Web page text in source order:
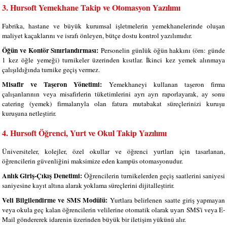
3. Hursoft Yemekhane Takip ve Otomasyon Yazılımı
Fabrika, hastane ve büyük kurumsal işletmelerin yemekhanelerinde oluşan
maliyet kaçaklarını ve israfı önleyen, bütçe dostu kontrol yazılımıdır.
Öğün ve Kontör Sınırlandırması: Personelin günlük öğün hakkını (örn: günde
1 kez öğle yemeği) turnikeler üzerinden kısıtlar. İkinci kez yemek alınmaya
çalışıldığında turnike geçiş vermez.
Misafir ve Taşeron Yönetimi: Yemekhaneyi kullanan taşeron firma
çalışanlarının veya misafirlerin tüketimlerini ayrı ayrı raporlayarak, ay sonu
catering (yemek) firmalarıyla olan fatura mutabakat süreçlerinizi kuruşu
kuruşuna netleştirir.
4. Hursoft Öğrenci, Yurt ve Okul Takip Yazılımı
Üniversiteler, kolejler, özel okullar ve öğrenci yurtları için tasarlanan,
öğrencilerin güvenliğini maksimize eden kampüs otomasyonudur.
Anlık Giriş-Çıkış Denetimi:Öğrencilerin turnikelerden geçiş saatlerini saniyesi
saniyesine kayıt altına alarak yoklama süreçlerini dijitalleştirir.
Veli Bilgilendirme ve SMS Modülü:Yurtlara belirlenen saatte giriş yapmayan
veya okula geç kalan öğrencilerin velilerine otomatik olarak uyarı SMS'i veya E-
Mail göndererek idarenin üzerinden büyük bir iletişim yükünü alır.